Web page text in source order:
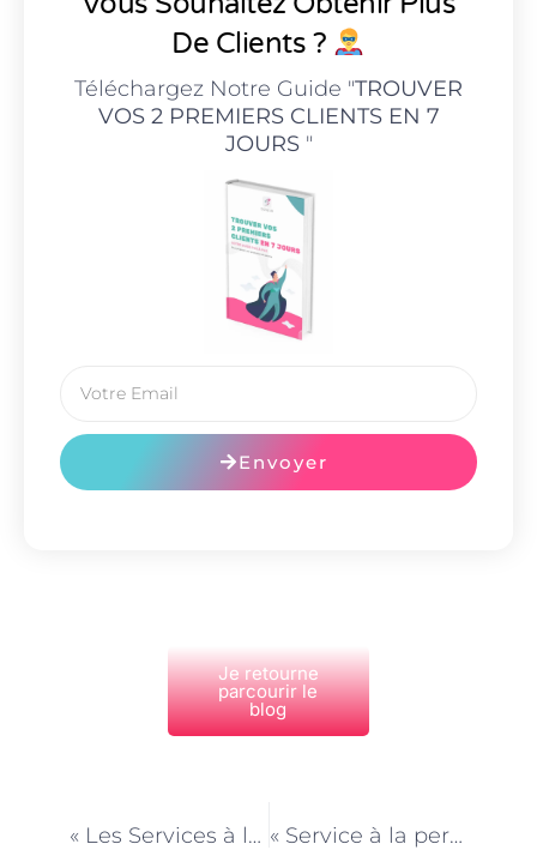
De Clients ?
Téléchargez Notre Guide "TROUVER
VOS 2 PREMIERS CLIENTS EN 7
JOURS"
Envoyer
Je retourne
parcourir le
blog
« Les Services à la personne à Paris au cœur de la solidarité locale » « Service à la personne et télétravail : un équilibre possible à Paris ? »